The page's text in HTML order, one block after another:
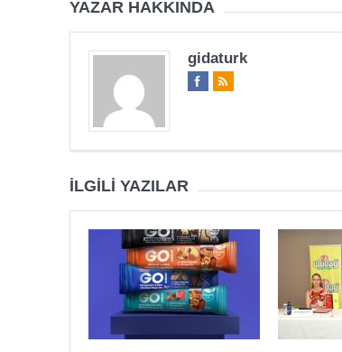
YAZAR HAKKINDA
gidaturk
İLGILI YAZILAR